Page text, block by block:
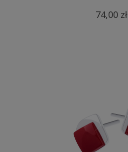
74,00 zł